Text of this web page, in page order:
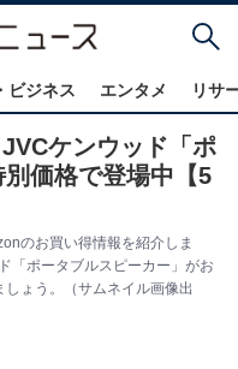
ビジネス エンタメ リサ
ケンウッド「ポ
価格で登場中【5
のお買い得情報を紹介しま
「ポータブルスピーカー」がお
ょう。（サムネイル画像出